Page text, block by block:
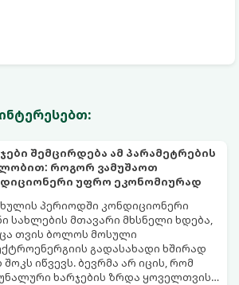
შემცირდება ამ პარამეტრების
როგორ ვამუშაოთ
უფრო ეკონომიურად
პერიოდში კონდიციონერი
სახლების მთავარი მხსნელი ხდება,
თვის ბოლოს მოსული
გადასახადი ხშირად
იწვევს. ბევრმა არ იცის, რომ
ხარჯების ზრდა ყოველთვის